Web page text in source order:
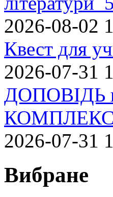
2026-08-02
Квест для
2026-07-31
ДОПОВІДЬ
КОМПЛЕКС
2026-07-31
Вибране